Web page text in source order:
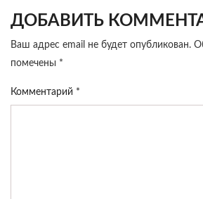
ДОБАВИТЬ
Ваш адрес email не будет опубликован.
помечены *
Комментарий *